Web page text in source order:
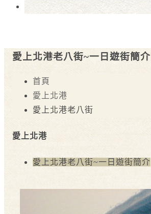
愛上北港老八街~一日遊街簡介
首頁
愛上北港
愛上北港老八街
愛上北港
愛上北港老八街~一日遊街簡介